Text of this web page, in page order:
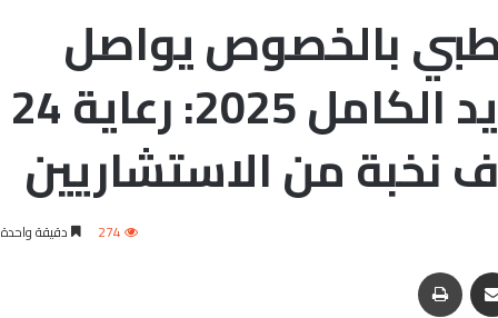
بالخصوص يواصل
التميز بعد التجديد الكامل 2025: رعاية 24
نخبة من الاستشاريين
274 دقيقة واحدة
مشاركة عبر البريد